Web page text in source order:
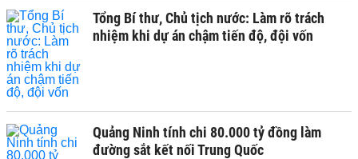
Tổng Bí thư, Chủ tịch nước: Làm rõ trách
nhiệm khi dự án chậm tiến độ, đội vốn
Quảng Ninh tính chi 80.000 tỷ đồng làm
đường sắt kết nối Trung Quốc